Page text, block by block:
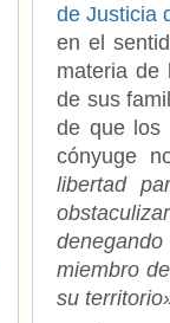
de Justicia
en el
materia de
de sus
de que los
cónyuge
libertad
miembro
su